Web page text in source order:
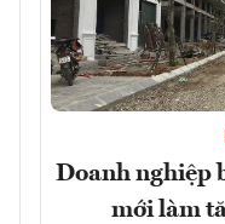
Doanh nghiệp
mới làm